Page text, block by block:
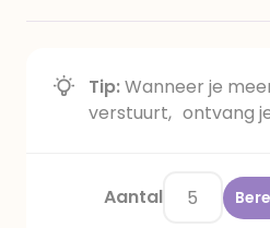
Tip:Wanneer je
verstuurt, ontvang
Aantal